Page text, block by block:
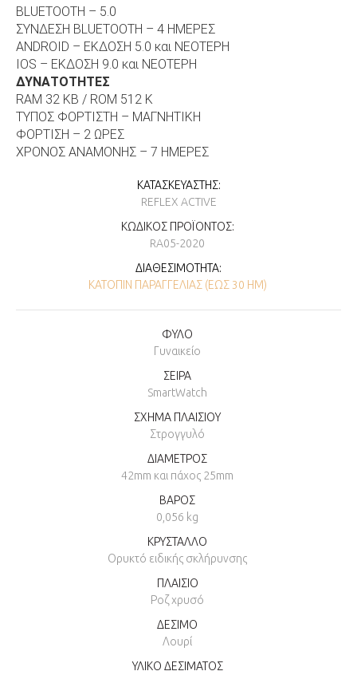
BLUETOOTH – 5.0
ΣΥΝΔΕΣΗ BLUETOOTH – 4 ΗΜΕΡΕΣ
ANDROID – ΕΚΔΟΣΗ 5.0 και ΝΕΟΤΕΡΗ
IOS – ΕΚΔΟΣΗ 9.0 και ΝΕΟΤΕΡΗ
ΔΥΝΑΤΟΤΗΤΕΣ
RAM 32 KB / ROM 512 K
ΤΥΠΟΣ ΦΟΡΤΙΣΤΗ – ΜΑΓΝΗΤΙΚΗ
ΦΟΡΤΙΣΗ – 2 ΩΡΕΣ
ΧΡΟΝΟΣ ΑΝΑΜΟΝΗΣ – 7 ΗΜΕΡΕΣ
ΚΑΤΑΣΚΕΥΑΣΤΉΣ:
REFLEX ACTIVE
ΚΩΔΙΚΌΣ ΠΡΟΪΌΝΤΟΣ:
RA05-2020
ΔΙΑΘΕΣΙΜΌΤΗΤΑ:
ΚΑΤΌΠΙΝ ΠΑΡΑΓΓΕΛΊΑΣ (ΕΏΣ 30 ΗΜ)
ΦΥΛΟ
Γυναικείο
ΣΕΙΡΑ
SmartWatch
ΣΧΗΜΑ ΠΛΑΙΣΙΟΥ
Στρογγυλό
ΔΙΑΜΕΤΡΟΣ
42mm και πάχος 25mm
ΒΑΡΟΣ
0,056 kg
ΚΡΥΣΤΑΛΛΟ
Ορυκτό ειδικής σκλήρυνσης
ΠΛΑΙΣΙΟ
Ροζ χρυσό
ΔΕΣΙΜΟ
Λουρί
ΥΛΙΚΟ ΔΕΣΙΜΑΤΟΣ